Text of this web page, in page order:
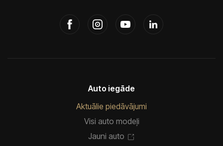
Auto iegāde
Aktuālie piedāvājumi
Visi auto modeļi
Jauni auto